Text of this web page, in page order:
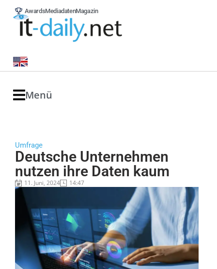
AwardsMediadatenMagazin
Menü
Umfrage
Deutsche Unternehmen
nutzen ihre Daten kaum
11. Juni, 2024 14:47